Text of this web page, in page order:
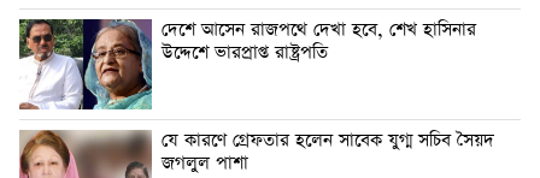
দেশে আসেন রাজপথে দেখা হবে, শেখ হাসিনার
উদ্দেশে ভারপ্রাপ্ত রাষ্ট্রপতি
যে কারণে গ্রেফতার হলেন সাবেক যুগ্ম সচিব সৈয়দ
জগলুল পাশা